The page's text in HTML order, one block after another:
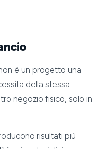
è un progetto una
della stessa
negozio fisico, solo in
risultati più